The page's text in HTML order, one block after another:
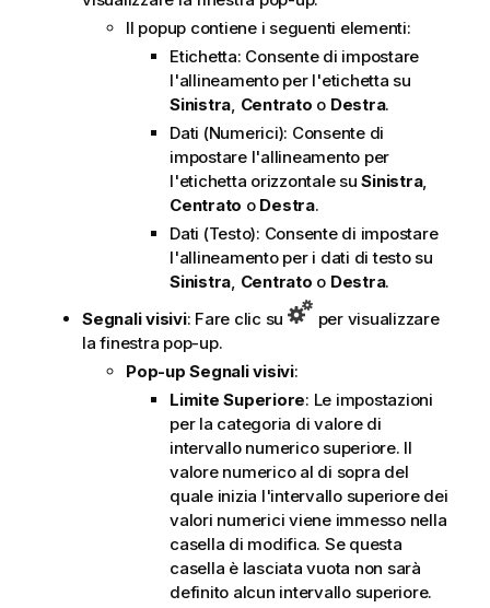
i
c
a
Il popup contiene i seguenti elementi:
Etichetta: Consente di impostare
l'allineamento per l'etichetta su
Sinistra Centrato o Destra.
Dati (Numerici): Consente di
impostare l'allineamento per
l'etichetta orizzontale suSinistra,
Centrato o Destra.
Dati (Testo): Consente di impostare
l'allineamento per i dati di testo su
Sinistra Centrato o Destra.
Segnali visivi: Fare clic su
per visualizzare
la finestra pop-up.
Pop-up Segnali visivi:
Limite Superiore: Le impostazioni
per la categoria di valore di
intervallo numerico superiore. Il
valore numerico al di sopra del
quale inizia l'intervallo superiore dei
valori numerici viene immesso nella
casella di modifica. Se questa
casella è lasciata vuota non sarà
definito alcun intervallo superiore.